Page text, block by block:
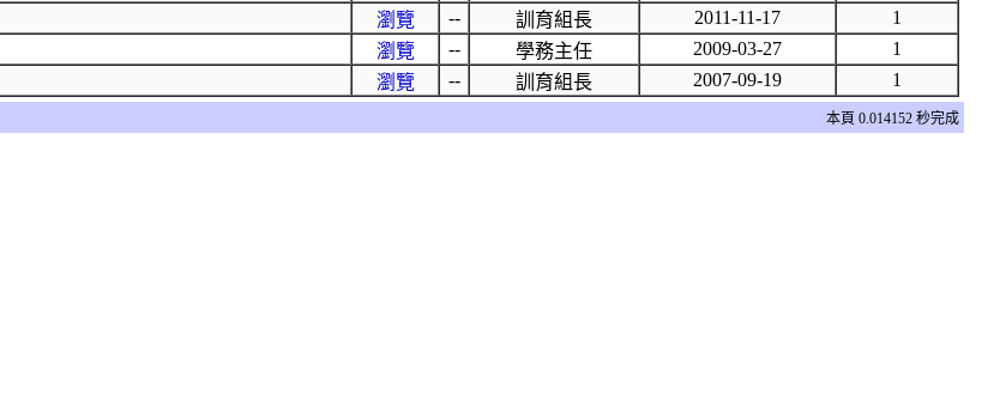
瀏覽 -- 訓育組長 2011-11-17
1
瀏覽 -- 學務主任 2009-03-27
1
瀏覽 -- 訓育組長 2007-09-19 1
本頁 0.014152 秒完成